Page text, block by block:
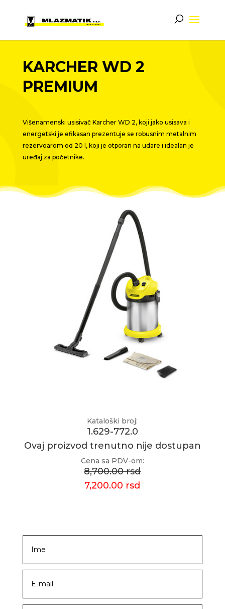
KARCHER WD 2
PREMIUM
Višenamenski usisivač Karcher WD 2, koji jako usisava i
energetski je efikasan prezentuje se robusnim metalnim
rezervoarom od 20 l, koji je otporan na udare i idealan je
uređaj za početnike.
Kataloški broj:
1.629-772.0
Ovaj proizvod trenutno nije dostupan
Cena sa PDV-om:
8,700.00 rsd
7,200.00 rsd